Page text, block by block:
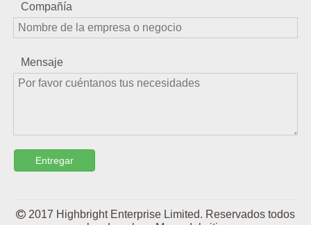
Compañía
Mensaje
Entregar
 2017 Highbright Enterprise Limited. Reservados todos